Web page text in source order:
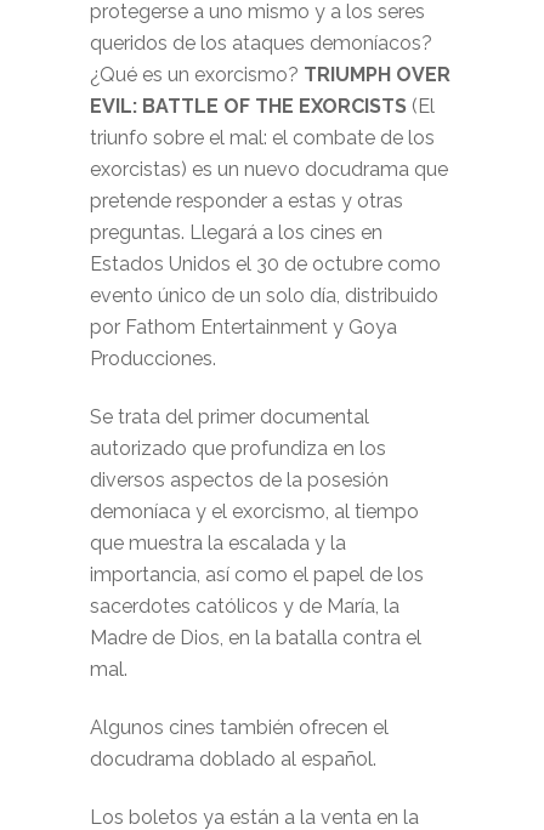
protegerse a uno mismo y a los seres
queridos de los ataques demoníacos?
¿Qué es un exorcismo? TRIUMPH OVER
EVIL: BATTLE OF THE EXORCISTS (El
triunfo sobre el mal: el combate de los
exorcistas) es un nuevo docudrama que
pretende responder a estas y otras
preguntas. Llegará a los cines en
Estados Unidos el 30 de octubre como
evento único de un solo día, distribuido
por Fathom Entertainment y Goya
Producciones.
Se trata del primer documental
autorizado que profundiza en los
diversos aspectos de la posesión
demoníaca y el exorcismo, al tiempo
que muestra la escalada y la
importancia, así como el papel de los
sacerdotes católicos y de María, la
Madre de Dios, en la batalla contra el
mal.
Algunos cines también ofrecen el
docudrama doblado al español.
Los boletos ya están a la venta en la